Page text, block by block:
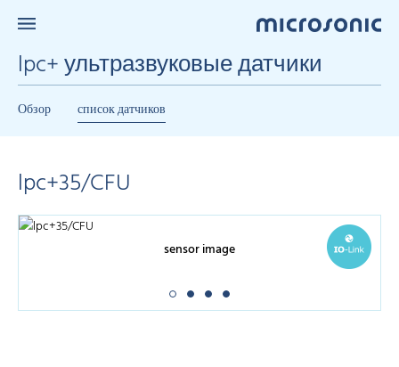
lpc+ ультразвуковые датчики
Обзор список датчиков
lpc+35/CFU
sensor image